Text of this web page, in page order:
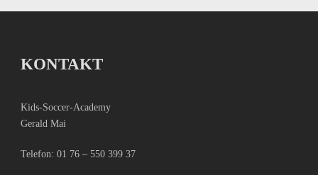
KONTAKT
Kids-Soccer-Academy
Gerald Mai
Telefon: 01 76 – 550 399 37